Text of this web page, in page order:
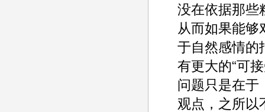
没在依据那些
从而如果能够
于自然感情的
有更大的“可
问题只是在于
观点，之所以